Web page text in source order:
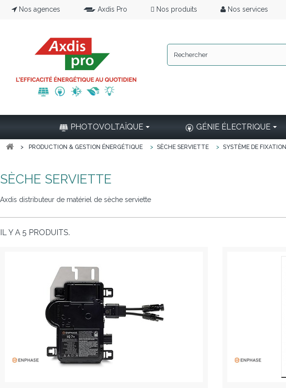
Nos agences Axdis Pro Nos produits Nos services
PHOTOVOLTAÏQUE GÉNIE ÉLECTRIQUE
> PRODUCTION & GESTION ÉNERGÉTIQUE > SÈCHE SERVIETTE > SYSTÈME DE FIXATION
SÈCHE SERVIETTE
Axdis distributeur de matériel de sèche serviette
IL Y A 5 PRODUITS.